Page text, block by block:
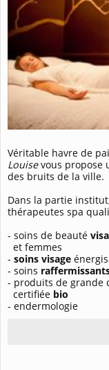
Véritable havre de
Louisevous propose
des bruits de la ville.
Dans la partie
thérapeutes spa
- soins de beauté
et femmes
- soins visage
- soins
- produits de grande
certifiée bio
- endermologie